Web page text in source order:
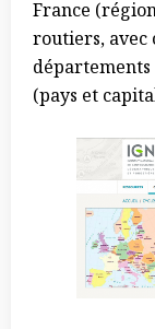
France
routiers, avec
départements
(pays et